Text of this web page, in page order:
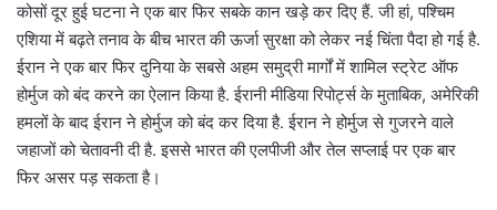
कोसों दूर हुई घटना ने एक बार फिर सबके कान खड़े कर दिए हैं. जी हां, पश्चिम
एशिया में बढ़ते तनाव के बीच भारत की ऊर्जा सुरक्षा को लेकर नई चिंता पैदा हो गई है.
ईरान ने एक बार फिर दुनिया के सबसे अहम समुद्री मार्गों में शामिल स्ट्रेट ऑफ
होर्मुज को बंद करने का ऐलान किया है. ईरानी मीडिया रिपोर्ट्स के मुताबिक, अमेरिकी
हमलों के बाद ईरान ने होर्मुज को बंद कर दिया है. ईरान ने होर्मुज से गुजरने वाले
जहाजों को चेतावनी दी है. इससे भारत की एलपीजी और तेल सप्लाई पर एक बार
फिर असर पड़ सकता है।